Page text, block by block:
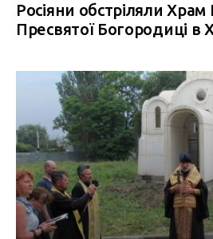
Росіяни обстріляли Храм
Пресвятої Богородиці в